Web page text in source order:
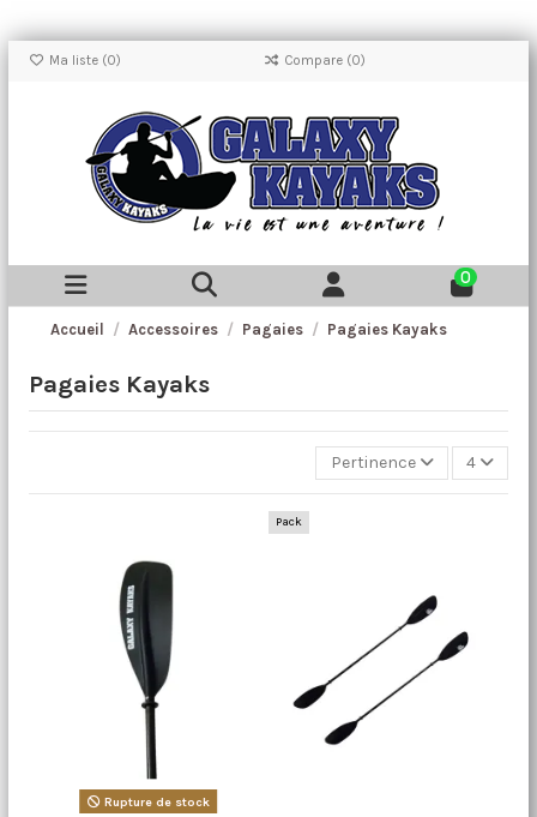
Ma liste (0) Compare (0)
0
Accueil Accessoires Pagaies Pagaies Kayaks
Pagaies Kayaks
Pertinence 4
Rupture de stock
Pack